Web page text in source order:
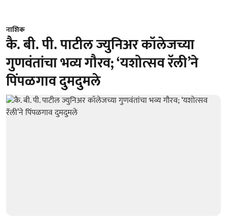
नाशिक
कै. बी. पी. पाटील ज्युनिअर कॉलेजच्या
गुणवंतांचा भव्य गौरव; ‘यशोत्सव रॅली’ने
पिंपळगाव दुमदुमले